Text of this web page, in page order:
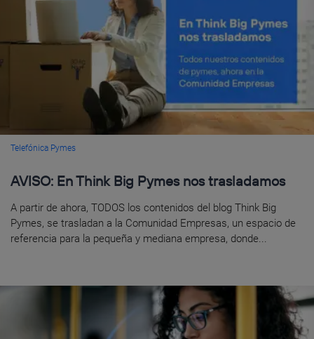
Telefónica Pymes
AVISO: En Think Big Pymes nos trasladamos
A partir de ahora, TODOS los contenidos del blog Think Big
Pymes, se trasladan a la Comunidad Empresas, un espacio de
referencia para la pequeña y mediana empresa, donde...